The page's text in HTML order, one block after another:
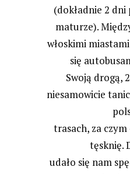
(dokładnie 2
maturze).
włoskimi
się
Swoją drogą,
niesamowicie
trasach, za
tęsknię.
udało się nam